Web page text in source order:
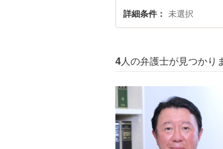
詳細条件 未選択
4 人の弁護士が見つかり